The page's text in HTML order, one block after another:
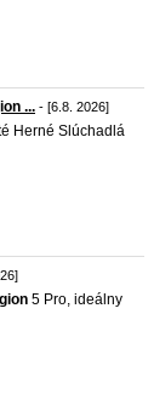
... - [6.8. 2026]
Herné Slúchadlá
5 Pro, ideálny